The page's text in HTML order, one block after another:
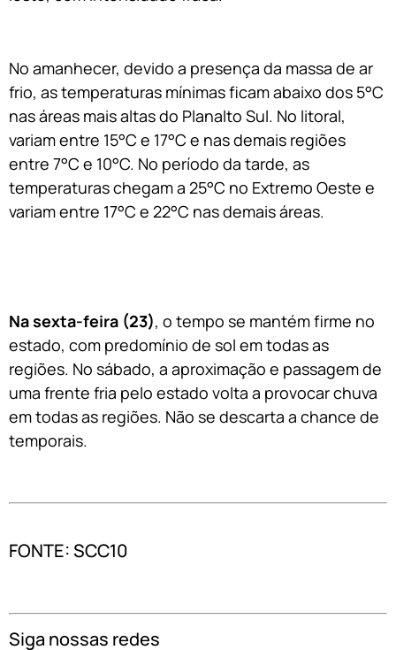
No amanhecer, devido a presença da massa de ar
frio, as temperaturas mínimas ficam abaixo dos 5°C
nas áreas mais altas do Planalto Sul. No litoral,
variam entre 15°C e 17°C e nas demais regiões
entre 7°C e 10°C. No período da tarde, as
temperaturas chegam a 25°C no Extremo Oeste e
variam entre 17°C e 22°C nas demais áreas.
Na sexta-feira (23), o tempo se mantém firme no
estado, com predomínio de sol em todas as
regiões. No sábado, a aproximação e passagem de
uma frente fria pelo estado volta a provocar chuva
em todas as regiões. Não se descarta a chance de
temporais.
FONTE: SCC10
Siga nossas redes